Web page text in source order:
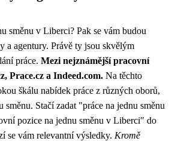
směnu v Liberci? Pak se vám budou
a agentury. Právě ty jsou skvělým
práce. Mezi nejznámější pracovní
Prace.cz a Indeed.com. Na těchto
škálu nabídek práce z různých oborů,
směnu. Stačí zadat "práce na jednu směnu
pozice na jednu směnu v Liberci" do
se vám relevantní výsledky. Kromě